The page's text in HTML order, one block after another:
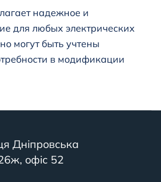
надежное и
для любых электрических
могут быть учтены
в модификации
Дніпровська
офіс 52